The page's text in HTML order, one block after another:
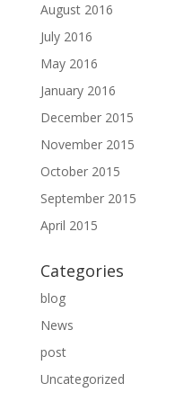
August 2016
July 2016
May 2016
January 2016
December 2015
November 2015
October 2015
September 2015
April 2015
Categories
blog
News
post
Uncategorized